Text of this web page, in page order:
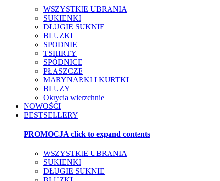
WSZYSTKIE UBRANIA
SUKIENKI
DŁUGIE SUKNIE
BLUZKI
SPODNIE
TSHIRTY
SPÓDNICE
PŁASZCZE
MARYNARKI I KURTKI
BLUZY
Okrycia wierzchnie
NOWOŚCI
BESTSELLERY
PROMOCJA click to expand contents
WSZYSTKIE UBRANIA
SUKIENKI
DŁUGIE SUKNIE